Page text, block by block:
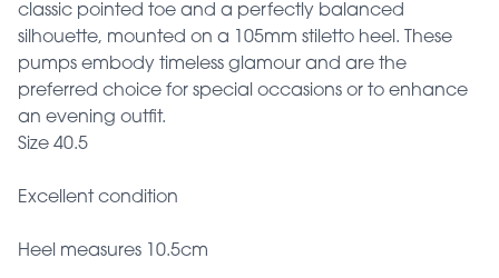
classic pointed toe and a perfectly balanced
silhouette, mounted on a 105mm stiletto heel. These
pumps embody timeless glamour and are the
preferred choice for special occasions or to enhance
an evening outfit.
Size 40.5
Excellent condition
Heel measures 10.5cm